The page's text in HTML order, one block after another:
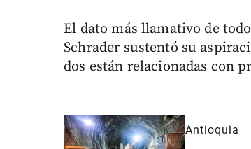
El dato más llamativo de
Schrader sustentó su
dos están relacionadas con
Antioquia